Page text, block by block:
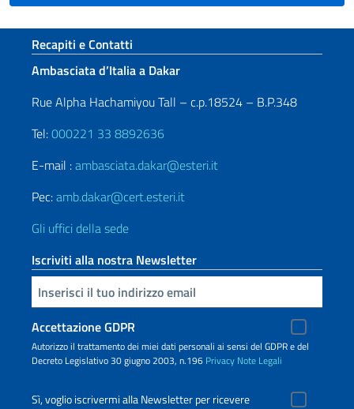
Sezione footer
Recapiti e Contatti
Ambasciata d’Italia a Dakar
Rue Alpha Hachamiyou Tall – c.p.18524 – B.P.348
Tel:000221 33 8892636
E-mail :ambasciata.dakar@esteri.it
Pec:amb.dakar@cert.esteri.it
Gli uffici della sede
Iscriviti alla nostra Newsletter
Inserisci la tua email
Accettazione GDPR
Autorizzo il trattamento dei miei dati personali ai sensi del GDPR e del
Decreto Legislativo 30 giugno 2003, n.196 Privacy Note Legali
Sì, voglio iscrivermi alla Newsletter per ricevere